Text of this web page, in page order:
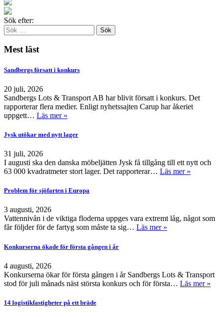
Sök efter:
Mest läst
Sandbergs försatt i konkurs
20 juli, 2026
Sandbergs Lots & Transport AB har blivit försatt i konkurs. Det
rapporterar flera medier. Enligt nyhetssajten Carup har åkeriet
uppgett… Läs mer »
Jysk utökar med nytt lager
31 juli, 2026
I augusti ska den danska möbeljätten Jysk få tillgång till ett nytt och
63 000 kvadratmeter stort lager. Det rapporterar… Läs mer »
Problem för sjöfarten i Europa
3 augusti, 2026
Vattennivån i de viktiga floderna uppges vara extremt låg, något som
får följder för de fartyg som måste ta sig… Läs mer »
Konkurserna ökade för första gången i år
4 augusti, 2026
Konkurserna ökar för första gången i år Sandbergs Lots & Transport
stod för juli månads näst största konkurs och för första… Läs mer »
14 logistikfastigheter på ett bräde